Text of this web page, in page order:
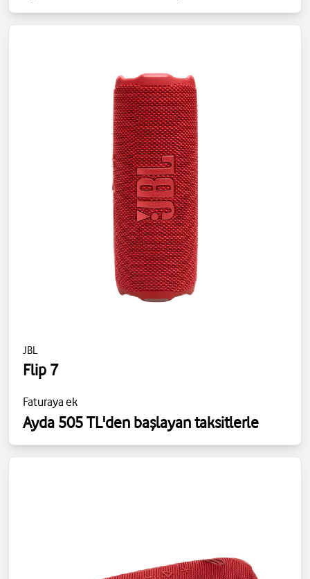
JBL
Flip 7
Faturaya ek
Ayda 505 TL'den başlayan taksitlerle